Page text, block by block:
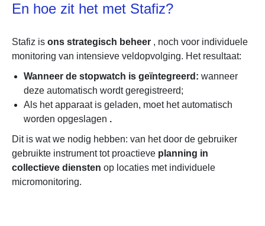
En hoe zit het met Stafiz?
Stafiz is ons strategisch beheer , noch voor individuele
monitoring van intensieve veldopvolging. Het resultaat:
Wanneer de stopwatch is geïntegreerd: wanneer
deze automatisch wordt geregistreerd;
Als het apparaat is geladen, moet het automatisch
worden opgeslagen .
Dit is wat we nodig hebben: van het door de gebruiker
gebruikte instrument tot proactieve planning in
collectieve diensten op locaties met individuele
micromonitoring.